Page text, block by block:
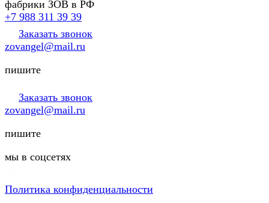
фабрики ЗОВ в РФ
+7 988 311 39 39
Заказать звонок
zovangel@mail.ru
пишите
Заказать звонок
zovangel@mail.ru
пишите
мы в соцсетях
Политика конфиденциальности